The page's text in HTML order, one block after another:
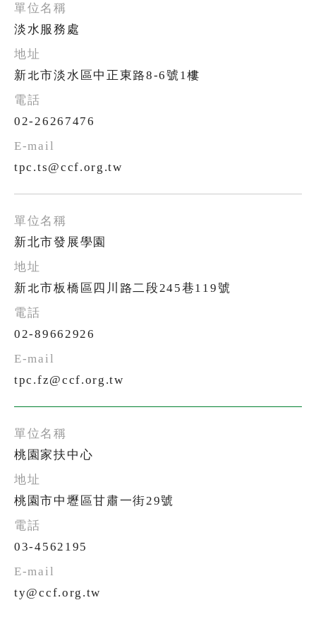
淡水服務處
新北市淡水區中正東路8-6號1樓
02-26267476
tpc.ts@ccf.org.tw
新北市發展學園
新北市板橋區四川路二段245巷119號
02-89662926
tpc.fz@ccf.org.tw
桃園家扶中心
桃園市中壢區甘肅一街29號
03-4562195
ty@ccf.org.tw